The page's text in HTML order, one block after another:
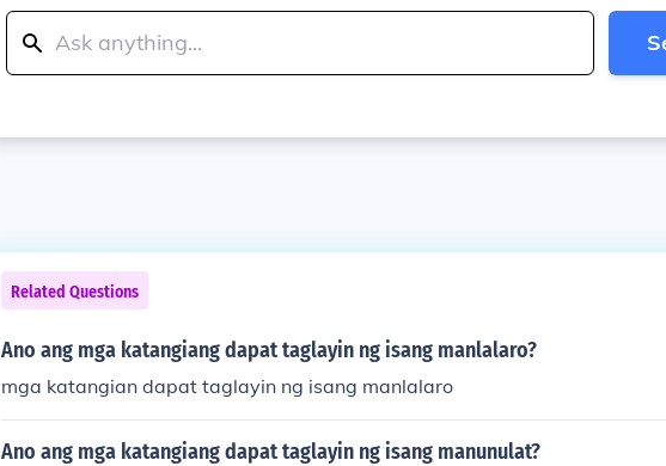
Related Questions
Ano ang mga katangiang dapat taglayin ng isang manlalaro?
mga katangian dapat taglayin ng isang manlalaro
Ano ang mga katangiang dapat taglayin ng isang manunulat?